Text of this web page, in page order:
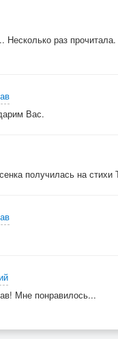
Несколько раз прочитала.
Вас.
получилась на
Мне понравилось...